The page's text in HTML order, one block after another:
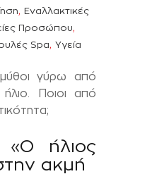
, Εναλλακτικές
Προσώπου,
Spa, Υγεία
γύρω από
Ποιοι από
«Ο ήλιος
ακμή